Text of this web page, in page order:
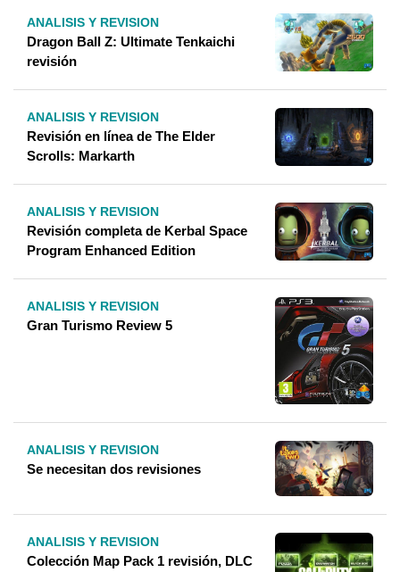
ANALISIS Y REVISION
Dragon Ball Z: Ultimate Tenkaichi
revisión
ANALISIS Y REVISION
Revisión en línea de The Elder
Scrolls: Markarth
ANALISIS Y REVISION
Revisión completa de Kerbal Space
Program Enhanced Edition
ANALISIS Y REVISION
Gran Turismo Review 5
ANALISIS Y REVISION
Se necesitan dos revisiones
ANALISIS Y REVISION
Colección Map Pack 1 revisión, DLC